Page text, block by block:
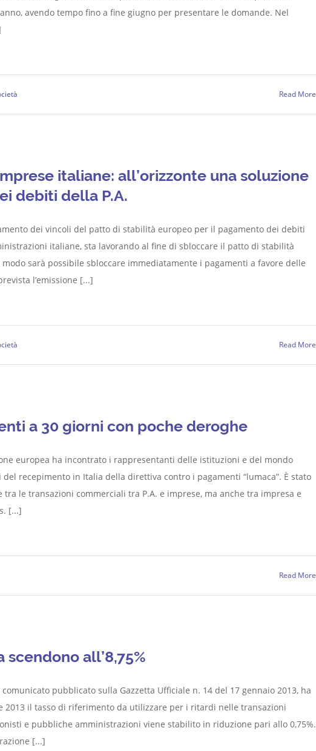
avendo tempo fino a fine giugno per presentare le domande. Nel
Read More
italiane: all’orizzonte una soluzione
debiti della P.A.
dei vincoli del patto di stabilità europeo per il pagamento dei debiti
italiane, sta lavorando al fine di sbloccare il patto di stabilità
sarà possibile sbloccare immediatamente i pagamenti a favore delle
l’emissione [...]
Read More
a 30 giorni con poche deroghe
europea ha incontrato i rappresentanti delle istituzioni e del mondo
recepimento in Italia della direttiva contro i pagamenti “lumaca”. È stato
le transazioni commerciali tra P.A. e imprese, ma anche tra impresa e
[...]
Read More
all’8,75%
pubblicato sulla Gazzetta Ufficiale n. 14 del 17 gennaio 2013, ha
2013 il tasso di riferimento da utilizzare per i ritardi nelle transazioni
e pubbliche amministrazioni viene stabilito in riduzione pari allo 0,75%.
[...]